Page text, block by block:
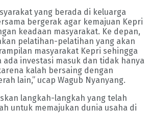
yang berada di keluarga
bergerak agar kemajuan Kepri
keadaan masyarakat. Ke depan,
pelatihan-pelatihan yang akan
masyarakat Kepri sehingga
investasi masuk dan tidak hanya
kalah bersaing dengan
lain,” ucap Wagub Nyanyang.
langkah-langkah yang telah
untuk memajukan dunia usaha di